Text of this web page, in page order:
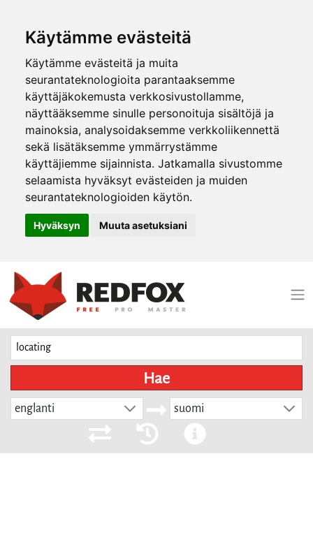
Käytämme evästeitä
Käytämme evästeitä ja muita
seurantateknologioita parantaaksemme
käyttäjäkokemusta verkkosivustollamme,
näyttääksemme sinulle personoituja sisältöjä ja
mainoksia, analysoidaksemme verkkoliikennettä
sekä lisätäksemme ymmärrystämme
käyttäjiemme sijainnista. Jatkamalla sivustomme
selaamista hyväksyt evästeiden ja muiden
seurantateknologioiden käytön.
Hyväksyn Muuta asetuksiani
Hae
englanti suomi